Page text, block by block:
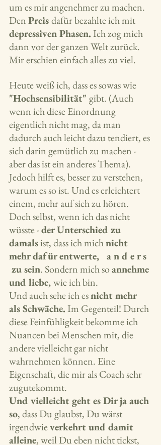
um es mir angenehmer zu machen.
Den Preis dafür bezahlte ich mit
depressiven Phasen. Ich zog mich
dann vor der ganzen Welt zurück.
Mir erschien einfach alles zu viel.
Heute weiß ich, dass es sowas wie
"Hochsensibilität" gibt. (Auch
wenn ich diese Einordnung
eigentlich nicht mag, da man
dadurch auch leicht dazu tendiert, es
sich darin gemütlich zu machen -
aber das ist ein anderes Thema).
Jedoch hilft es, besser zu verstehen,
warum es so ist. Und es erleichtert
einem, mehr auf sich zu hören.
Doch selbst, wenn ich das nicht
wüsste - der Unterschied zu
damals ist, dass ich mich nicht
mehr dafür entwerte,   a n d e r s
zu sein. Sondern mich so annehme
und liebe, wie ich bin.
Und auch sehe ich es nicht mehr
als Schwäche. Im Gegenteil! Durch
diese Feinfühligkeit bekomme ich
Nuancen bei Menschen mit, die
andere vielleicht gar nicht
wahrnehmen können. Eine
Eigenschaft, die mir als Coach sehr
zugutekommt.
Und vielleicht geht es Dir ja auch
so, dass Du glaubst, Du wärst
irgendwie verkehrt und damit
alleine, weil Du eben nicht tickst,